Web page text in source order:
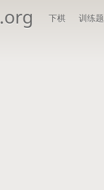
.org 下棋 训练题